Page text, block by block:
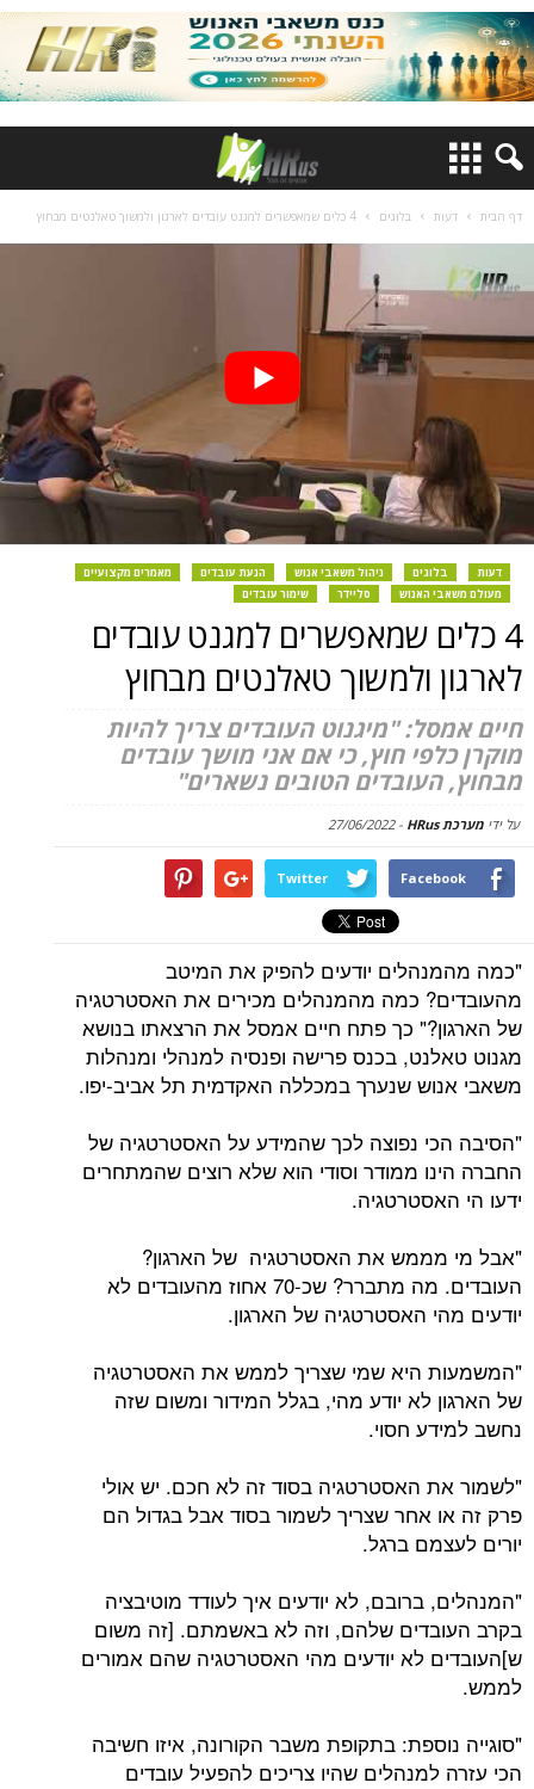
דף הבית דעות בלוגים 4 כלים שמאפשרים למגנט עובדים לארגון ולמשוך טאלנטים מבחוץ
דעות בלוגים ניהול משאבי אנוש הנעת עובדים
מאמרים מקצועיים
מעולם משאבי האנוש
סליידר שימור עובדים
4 כלים שמאפשרים למגנט עובדים
לארגון ולמשוך טאלנטים מבחוץ
חיים אמסל: "מיגנוט העובדים צריך להיות
מוקרן כלפי חוץ, כי אם אני מושך עובדים
מבחוץ, העובדים הטובים נשארים"
על ידי מערכת HRus -
27/06/2022
Facebook
Twitter
"כמה מהמנהלים יודעים להפיק את המיטב
מהעובדים? כמה מהמנהלים מכירים את האסטרטגיה
של הארגון?" כך פתח חיים אמסל את הרצאתו בנושא
מגנוט טאלנט, בכנס פרישה ופנסיה למנהלי ומנהלות
משאבי אנוש שנערך במכללה האקדמית תל אביב-יפו.
"הסיבה הכי נפוצה לכך שהמידע על האסטרטגיה של
החברה הינו ממודר וסודי הוא שלא רוצים שהמתחרים
ידעו הי האסטרטגיה.
"אבל מי מממש את האסטרטגיה של הארגון?
העובדים. מה מתברר? שכ-70 אחוז מהעובדים לא
יודעים מהי האסטרטגיה של הארגון.
"המשמעות היא שמי שצריך לממש את האסטרטגיה
של הארגון לא יודע מהי, בגלל המידור ומשום שזה
נחשב למידע חסוי.
"לשמור את האסטרטגיה בסוד זה לא חכם. יש אולי
פרק זה או אחר שצריך לשמור בסוד אבל בגדול הם
יורים לעצמם ברגל.
"המנהלים, ברובם, לא יודעים איך לעודד מוטיבציה
בקרב העובדים שלהם, וזה לא באשמתם. [זה משום
ש]העובדים לא יודעים מהי האסטרטגיה שהם אמורים
לממש.
"סוגייה נוספת: בתקופת משבר הקורונה, איזו חשיבה
הכי עזרה למנהלים שהיו צריכים להפעיל עובדים